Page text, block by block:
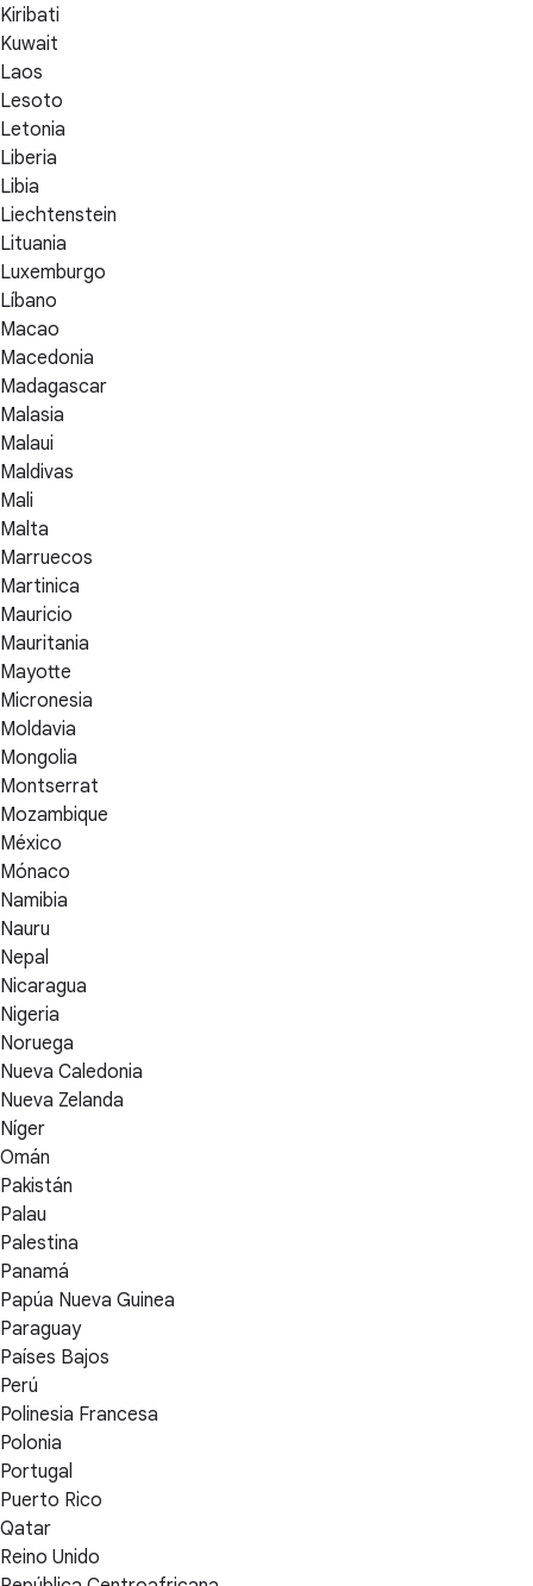
Kiribati
Kuwait
Laos
Lesoto
Letonia
Liberia
Libia
Liechtenstein
Lituania
Luxemburgo
Líbano
Macao
Macedonia
Madagascar
Malasia
Malaui
Maldivas
Mali
Malta
Marruecos
Martinica
Mauricio
Mauritania
Mayotte
Micronesia
Moldavia
Mongolia
Montserrat
Mozambique
México
Mónaco
Namibia
Nauru
Nepal
Nicaragua
Nigeria
Noruega
Nueva Caledonia
Nueva Zelanda
Níger
Omán
Pakistán
Palau
Palestina
Panamá
Papúa Nueva Guinea
Paraguay
Países Bajos
Perú
Polinesia Francesa
Polonia
Portugal
Puerto Rico
Qatar
Reino Unido